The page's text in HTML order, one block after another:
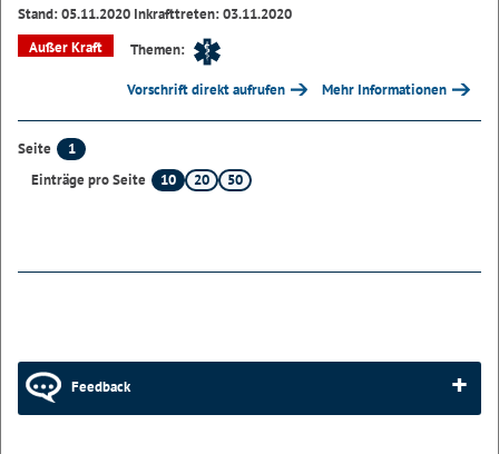
Stand: 05.11.2020 Inkrafttreten: 03.11.2020
Außer Kraft
Themen:
Vorschrift direkt aufrufen Mehr Informationen
Seite
1
Einträge pro Seite
10 20 50
Feedback